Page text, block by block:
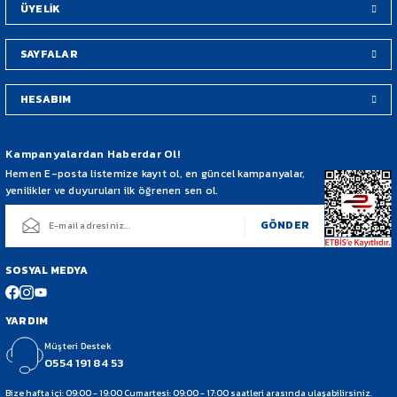
ÜYELİK
SAYFALAR
HESABIM
Kampanyalardan Haberdar Ol!
Hemen E-posta listemize kayıt ol, en güncel kampanyalar,
yenilikler ve duyuruları ilk öğrenen sen ol.
GÖNDER
SOSYAL MEDYA
YARDIM
Müşteri Destek
0554 191 84 53
Bize hafta içi: 09:00 - 19:00 Cumartesi: 09:00 - 17:00 saatleri arasında ulaşabilirsiniz.